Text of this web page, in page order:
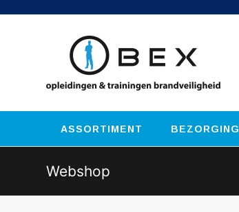
ASSORTIMENT BEZORGING
Webshop